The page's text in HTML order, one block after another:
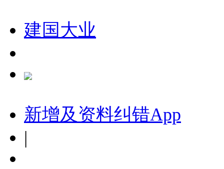
建国大业
新增及资料纠错App
|